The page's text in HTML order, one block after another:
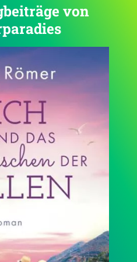
von